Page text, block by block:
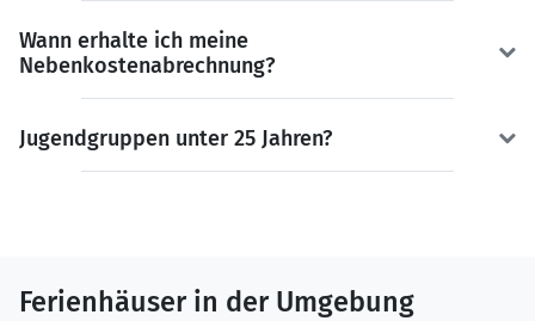
Wann erhalte ich meine
Nebenkostenabrechnung?
Jugendgruppen unter 25 Jahren?
Ferienhäuser in der Umgebung